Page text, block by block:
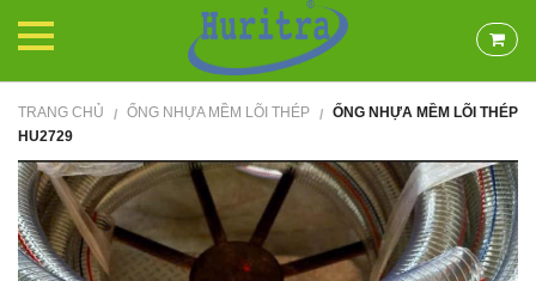
TRANG CHỦ / ỐNG NHỰA MỀM LÕI THÉP / ỐNG NHỰA MỀM LÕI THÉP
HU2729